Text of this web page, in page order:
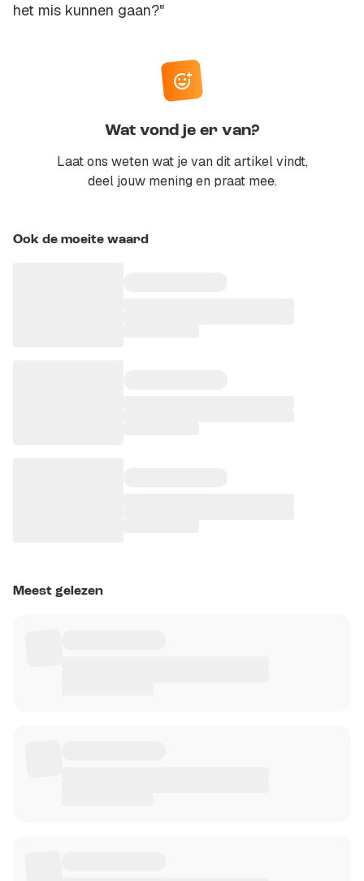
het mis kunnen gaan?"
Wat vond je er van?
Laat ons weten wat je van dit artikel vindt,
deel jouw mening en praat mee.
Ook de moeite waard
Meest gelezen